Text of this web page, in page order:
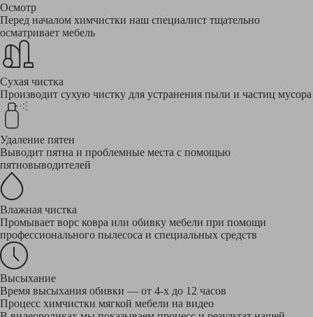
Осмотр
Перед началом химчистки наш специалист тщательно
осматривает мебель
Сухая чистка
Производит сухую чистку для устранения пыли и частиц мусора
Удаление пятен
Выводит пятна и проблемные места с помощью
пятновыводителей
Влажная чистка
Промывает ворс ковра или обивку мебели при помощи
профессионального пылесоса и специальных средств
Высыхание
Время высыхания обивки — от 4-х до 12 часов
Процесс химчистки мягкой мебели на видео